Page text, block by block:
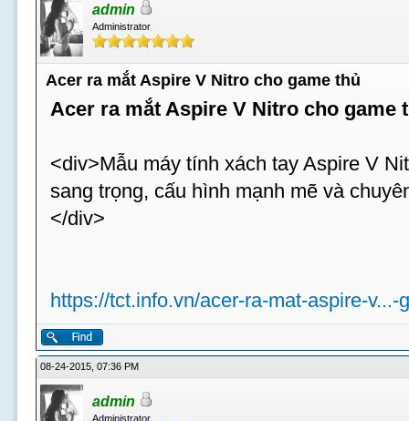
admin
Administrator
Acer ra mắt Aspire V Nitro cho game thủ
Acer ra mắt Aspire V Nitro cho game
<div>Mẫu máy tính xách tay Aspire V
sang trọng, cấu hình mạnh mẽ và
</div>
https://tct.info.vn/acer-ra-mat-aspire-v...-
08-24-2015, 07:36 PM
admin
Administrator